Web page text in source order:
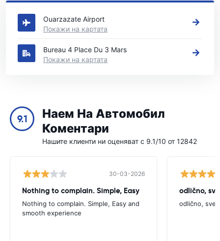
Уарзазате
Ouarzazate Airport
Покажи на картата
Bureau 4 Place Du 3 Mars
Покажи на картата
9.1
Наем На Автомобил
Коментари
Нашите клиенти ни оценяват с 9.1/10 от 12842
30-03-2026
Nothing to complain. Simple, Easy
Nothing to complain. Simple, Easy and
smooth experience
odlično,
odlično, sve